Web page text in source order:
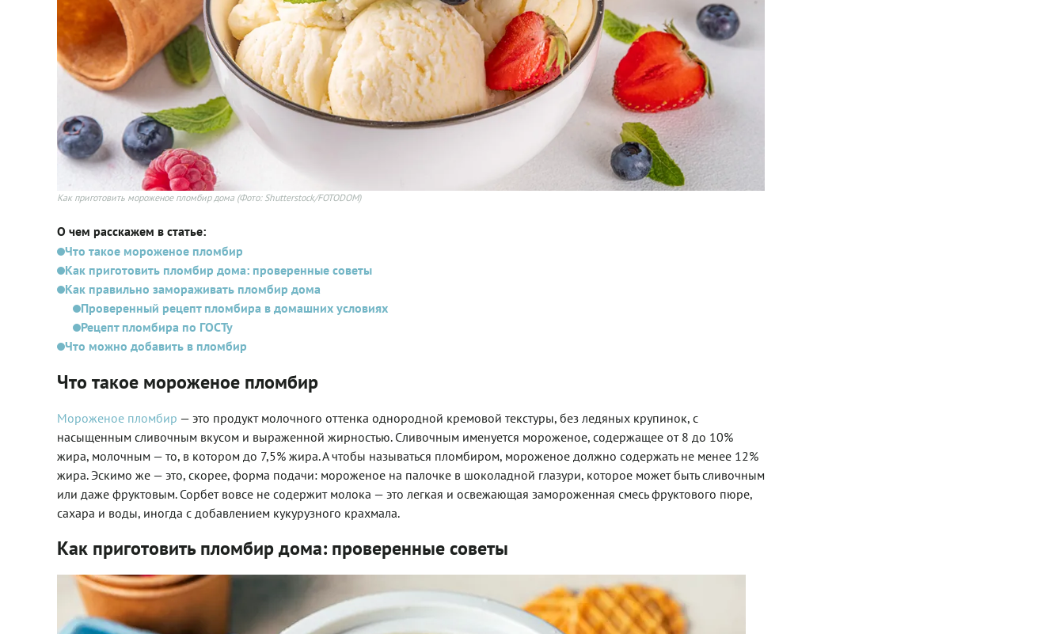
Как приготовить мороженое пломбир дома (Фото: Shutterstock/FOTODOM)
О чем расскажем в статье:
Что такое мороженое пломбир
Как приготовить пломбир дома: проверенные советы
Как правильно замораживать пломбир дома
Проверенный рецепт пломбира в домашних условиях
Рецепт пломбира по ГОСТу
Что можно добавить в пломбир
Что такое мороженое пломбир
Мороженое пломбир — это продукт молочного оттенка однородной кремовой текстуры, без ледяных крупинок, с
насыщенным сливочным вкусом и выраженной жирностью. Сливочным именуется мороженое, содержащее от 8 до 10%
жира, молочным — то, в котором до 7,5% жира. А чтобы называться пломбиром, мороженое должно содержать не менее 12%
жира. Эскимо же — это, скорее, форма подачи: мороженое на палочке в шоколадной глазури, которое может быть сливочным
или даже фруктовым. Сорбет вовсе не содержит молока — это легкая и освежающая замороженная смесь фруктового пюре,
сахара и воды, иногда с добавлением кукурузного крахмала.
Как приготовить пломбир дома: проверенные советы